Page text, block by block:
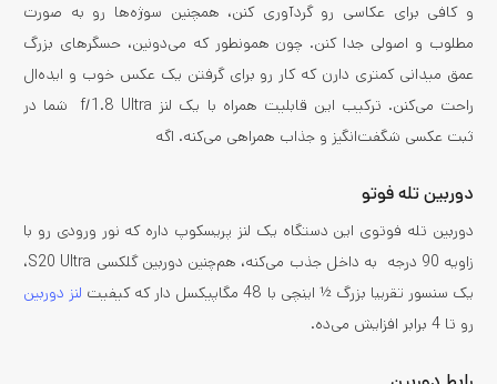
و کافی برای عکاسی رو گردآوری کنن، همچنین سوژه‌ها رو به صورت
مطلوب و اصولی جدا کنن. چون همونطور که می‌دونین، حسگرهای بزرگ
عمق میدانی کمتری دارن که کار رو برای گرفتن یک عکس خوب و ایده‌ال
راحت می‌کنن. ترکیب این قابلیت همراه با یک لنز f/1.8 Ultra شما در
ثبت عکسی شگفت‌انگیز و جذاب همراهی می‌کنه. اگه
دوربین تله فوتو
دوربین تله فوتوی این دستگاه یک لنز پریسکوپ داره که نور ورودی رو با
زاویه 90 درجه به داخل جذب می‌کنه، هم‌چنین دوربین گلکسی S20 Ultra،
یک سنسور تقریبا بزرگ ½ اینچی با 48 مگاپیکسل دار که کیفیت
لنز دوربین
رو تا 4 برابر افزایش می‌ده.